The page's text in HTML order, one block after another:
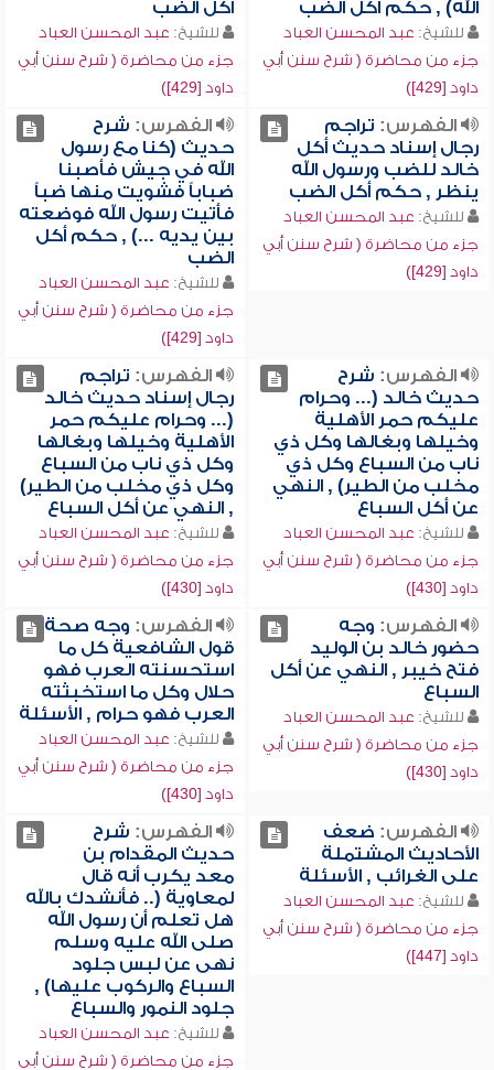
الله) , حكم أكل الضب
للشيخ: عبد المحسن العباد
جزء من محاضرة ( شرح سنن أبي
داود [429])
أكل الضب
للشيخ: عبد المحسن العباد
جزء من محاضرة ( شرح سنن أبي
داود [429])
الفهرس: تراجم
رجال إسناد حديث أكل
خالد للضب ورسول الله
ينظر , حكم أكل الضب
للشيخ: عبد المحسن العباد
جزء من محاضرة ( شرح سنن أبي
داود [429])
الفهرس: شرح
حديث (كنا مع رسول
الله في جيش فأصبنا
ضباباً فشويت منها ضباً
فأتيت رسول الله فوضعته
بين يديه ...) , حكم أكل
الضب
للشيخ: عبد المحسن العباد
جزء من محاضرة ( شرح سنن أبي
داود [429])
الفهرس: شرح
حديث خالد (... وحرام
عليكم حمر الأهلية
وخيلها وبغالها وكل ذي
ناب من السباع وكل ذي
مخلب من الطير) , النهي
عن أكل السباع
للشيخ: عبد المحسن العباد
جزء من محاضرة ( شرح سنن أبي
داود [430])
الفهرس: تراجم
رجال إسناد حديث خالد
(... وحرام عليكم حمر
الأهلية وخيلها وبغالها
وكل ذي ناب من السباع
وكل ذي مخلب من الطير)
, النهي عن أكل السباع
للشيخ: عبد المحسن العباد
جزء من محاضرة ( شرح سنن أبي
داود [430])
الفهرس: وجه
حضور خالد بن الوليد
فتح خيبر , النهي عن أكل
السباع
للشيخ: عبد المحسن العباد
جزء من محاضرة ( شرح سنن أبي
داود [430])
الفهرس: وجه صحة
قول الشافعية كل ما
استحسنته العرب فهو
حلال وكل ما استخبثته
العرب فهو حرام , الأسئلة
للشيخ: عبد المحسن العباد
جزء من محاضرة ( شرح سنن أبي
داود [430])
الفهرس: ضعف
الأحاديث المشتملة
على الغرائب , الأسئلة
للشيخ: عبد المحسن العباد
جزء من محاضرة ( شرح سنن أبي
داود [447])
الفهرس: شرح
حديث المقدام بن
معد يكرب أنه قال
لمعاوية (.. فأنشدك بالله
هل تعلم أن رسول الله
صلى الله عليه وسلم
نهى عن لبس جلود
السباع والركوب عليها) ,
جلود النمور والسباع
للشيخ: عبد المحسن العباد
جزء من محاضرة ( شرح سنن أبي